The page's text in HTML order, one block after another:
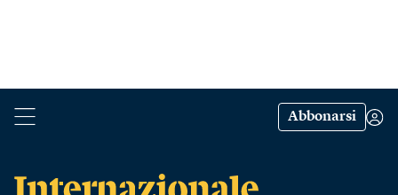
Abbonarsi